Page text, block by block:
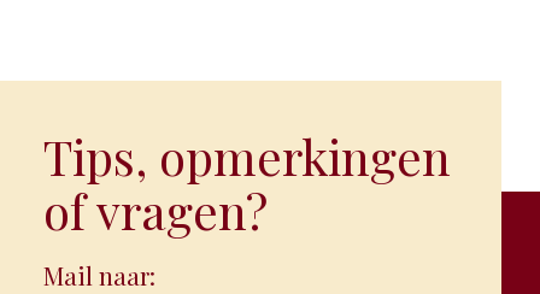
Tips, opmerkingen
of vragen?
Mail naar: